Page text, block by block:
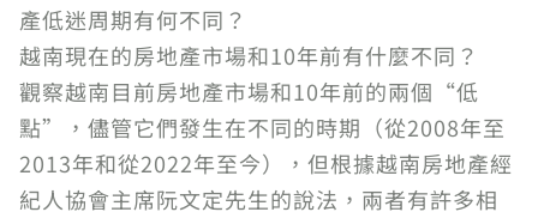
產低迷周期有何不同？
越南現在的房地產市場和10年前有什麼不同？
觀察越南目前房地產市場和10年前的兩個“低
點”，儘管它們發生在不同的時期（從2008年至
2013年和從2022年至今），但根據越南房地產經
紀人協會主席阮文定先生的說法，兩者有許多相